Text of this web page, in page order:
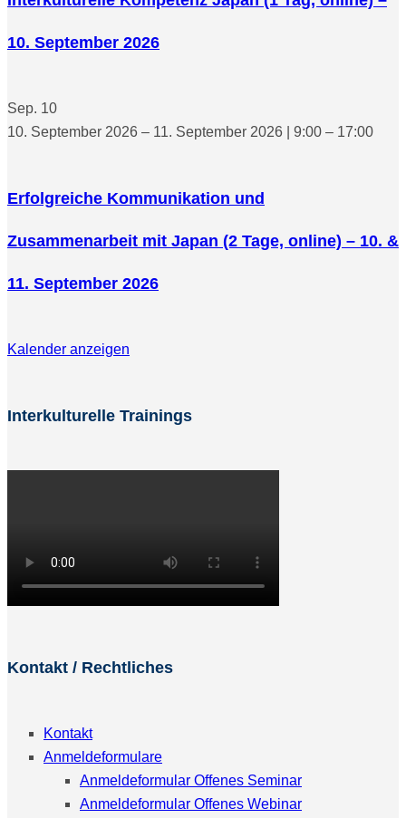
10. September 2026
Sep. 10
10. September 2026 – 11. September 2026 | 9:00 – 17:00
Erfolgreiche Kommunikation und
Zusammenarbeit mit Japan (2 Tage, online) – 10. &
11. September 2026
Kalender anzeigen
Interkulturelle Trainings
Kontakt / Rechtliches
Kontakt
Anmeldeformulare
Anmeldeformular Offenes Seminar
Anmeldeformular Offenes Webinar